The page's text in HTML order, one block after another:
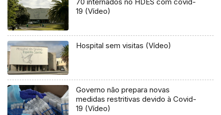
19 (Vídeo)
Hospital sem visitas (Vídeo)
Governo não prepara novas
medidas restritivas devido à Covid-
19 (Vídeo)